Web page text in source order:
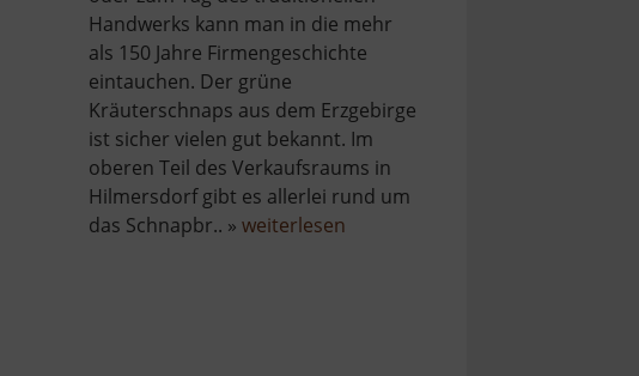
Handwerks kann man in die mehr
als 150 Jahre Firmengeschichte
eintauchen. Der grüne
Kräuterschnaps aus dem Erzgebirge
ist sicher vielen gut bekannt. Im
oberen Teil des Verkaufsraums in
Hilmersdorf gibt es allerlei rund um
das Schnapbr.. » weiterlesenüber